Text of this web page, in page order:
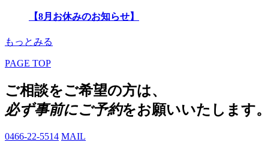
【8月お休みのお知らせ】
もっとみる
PAGE TOP
ご相談をご希望の方は、
必ず事前にご予約をお願いいたします。
0466-22-5514 MAIL